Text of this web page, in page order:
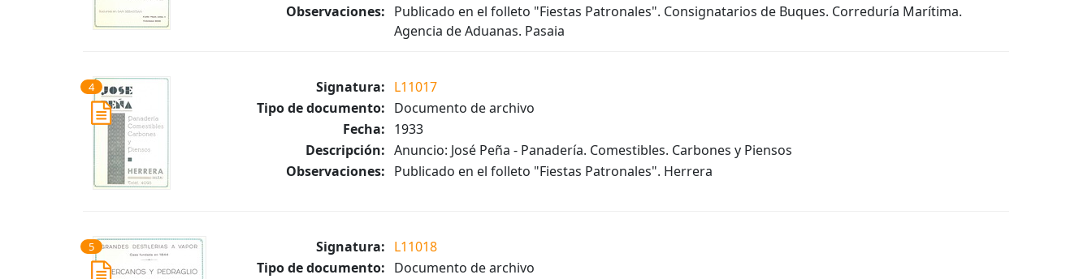
Observaciones: Publicado en el folleto "Fiestas Patronales". Consignatarios de Buques. Correduría Marítima.
Agencia de Aduanas. Pasaia
4 Signatura: L11017
Tipo de documento: Documento de archivo
Fecha: 1933
Descripción: Anuncio: José Peña - Panadería. Comestibles. Carbones y Piensos
Observaciones: Publicado en el folleto "Fiestas Patronales". Herrera
5 Signatura: L11018
Tipo de documento: Documento de archivo